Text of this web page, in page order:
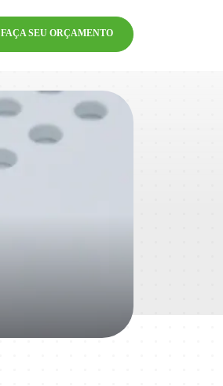
FAÇA SEU ORÇAMENTO